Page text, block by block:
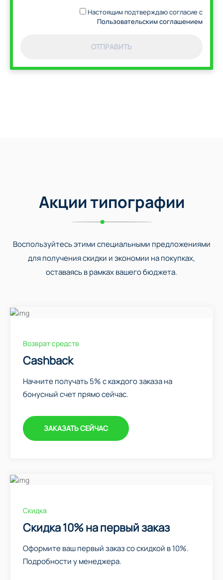
Настоящим подтверждаю согласие с
Пользовательским соглашением
ОТПРАВИТЬ
Акции типографии
Воспользуйтесь этими специальными предложениями
для получения скидки и экономии на покупках,
оставаясь в рамках вашего бюджета.
Возврат средств
Cashback
Начните получать 5% с каждого заказа на
бонусный счет прямо сейчас.
ЗАКАЗАТЬ СЕЙЧАС
Скидка
Скидка 10% на первый заказ
Оформите ваш первый заказ со скидкой в 10%.
Подробности у менеджера.